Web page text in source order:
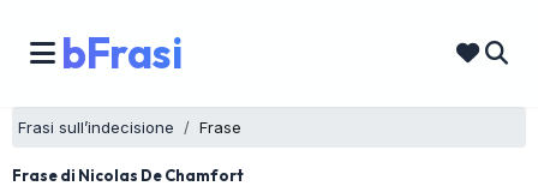
bFrasi
Frasi sull’indecisione Frase
Frase di Nicolas De Chamfort